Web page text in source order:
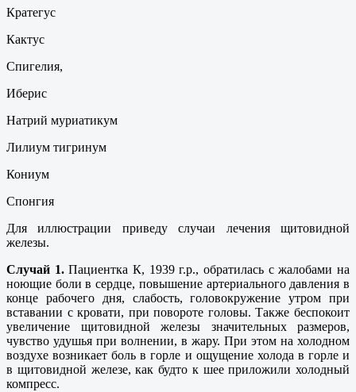
Кратегус
Кактус
Спигелия,
Иберис
Натрий муриатикум
Лилиум тигринум
Кониум
Спонгия
Для иллюстрации приведу случаи лечения щитовидной
железы.
Случай 1.Пациентка К, 1939 г.р., обратилась с жалобами на
ноющие боли в сердце, повышение артериального давления в
конце рабочего дня, слабость, головокружение утром при
вставании с кровати, при повороте головы. Также беспокоит
увеличение щитовидной железы значительных размеров,
чувство удушья при волнении, в жару. При этом на холодном
воздухе возникает боль в горле и ощущение холода в горле и
в щитовидной железе, как будто к шее приложили холодный
компресс.